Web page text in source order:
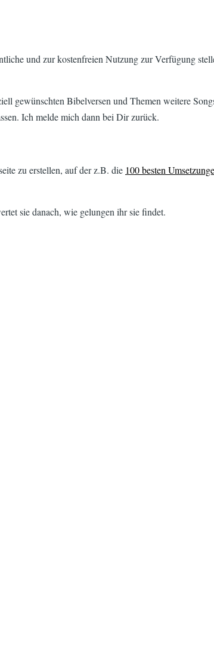
und zur kostenfreien Nutzung zur Verfügung
gewünschten Bibelversen und Themen weitere
Ich melde mich dann bei Dir zurück.
zu erstellen, auf der z.B. die 100 besten
sie danach, wie gelungen ihr sie findet.